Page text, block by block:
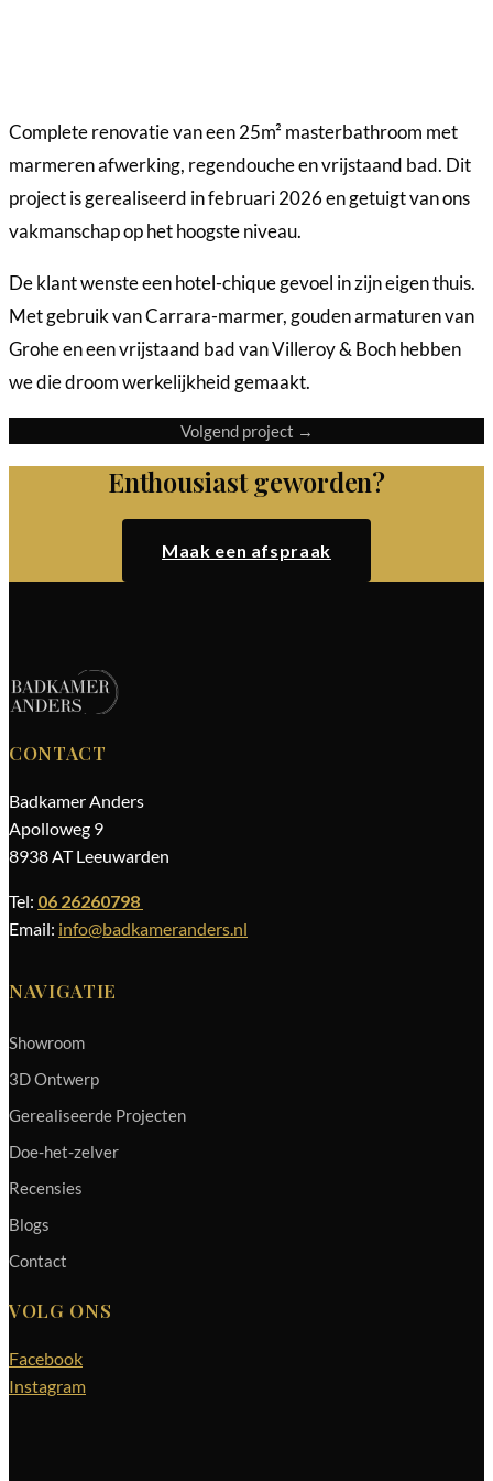
Complete renovatie van een 25m² masterbathroom met
marmeren afwerking, regendouche en vrijstaand bad. Dit
project is gerealiseerd in februari 2026 en getuigt van ons
vakmanschap op het hoogste niveau.
De klant wenste een hotel-chique gevoel in zijn eigen thuis.
Met gebruik van Carrara-marmer, gouden armaturen van
Grohe en een vrijstaand bad van Villeroy & Boch hebben
we die droom werkelijkheid gemaakt.
Volgend project →
Enthousiast geworden?
Maak een afspraak
CONTACT
Badkamer Anders
Apolloweg 9
8938 AT Leeuwarden
Tel: 06 26260798
Email: info@badkameranders.nl
NAVIGATIE
Showroom
3D Ontwerp
Gerealiseerde Projecten
Doe-het-zelver
Recensies
Blogs
Contact
VOLG ONS
Facebook
Instagram